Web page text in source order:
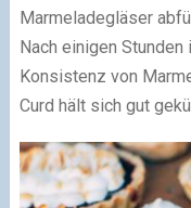
Marmeladegläser
Nach einigen
Konsistenz von
Curd hält sich gut